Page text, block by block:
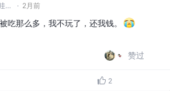
前端启动 @抓哇公司 · 2月前
吃那么多，我不玩了，还我钱。
赞过
2